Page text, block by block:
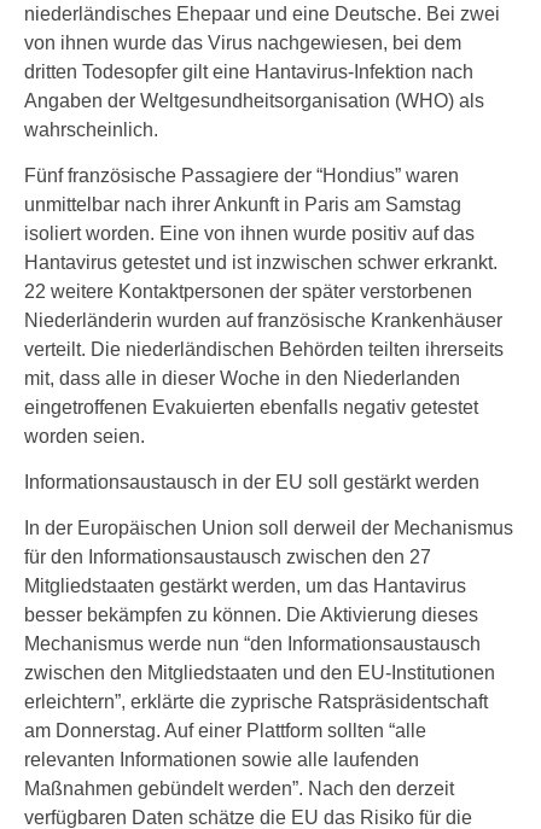
niederländisches Ehepaar und eine Deutsche. Bei zwei
von ihnen wurde das Virus nachgewiesen, bei dem
dritten Todesopfer gilt eine Hantavirus-Infektion nach
Angaben der Weltgesundheitsorganisation (WHO) als
wahrscheinlich.
Fünf französische Passagiere der “Hondius” waren
unmittelbar nach ihrer Ankunft in Paris am Samstag
isoliert worden. Eine von ihnen wurde positiv auf das
Hantavirus getestet und ist inzwischen schwer erkrankt.
22 weitere Kontaktpersonen der später verstorbenen
Niederländerin wurden auf französische Krankenhäuser
verteilt. Die niederländischen Behörden teilten ihrerseits
mit, dass alle in dieser Woche in den Niederlanden
eingetroffenen Evakuierten ebenfalls negativ getestet
worden seien.
Informationsaustausch in der EU soll gestärkt werden
In der Europäischen Union soll derweil der Mechanismus
für den Informationsaustausch zwischen den 27
Mitgliedstaaten gestärkt werden, um das Hantavirus
besser bekämpfen zu können. Die Aktivierung dieses
Mechanismus werde nun “den Informationsaustausch
zwischen den Mitgliedstaaten und den EU-Institutionen
erleichtern”, erklärte die zyprische Ratspräsidentschaft
am Donnerstag. Auf einer Plattform sollten “alle
relevanten Informationen sowie alle laufenden
Maßnahmen gebündelt werden”. Nach den derzeit
verfügbaren Daten schätze die EU das Risiko für die